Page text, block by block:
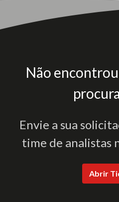
Não
Envie a sua
time de analistas
Abrir